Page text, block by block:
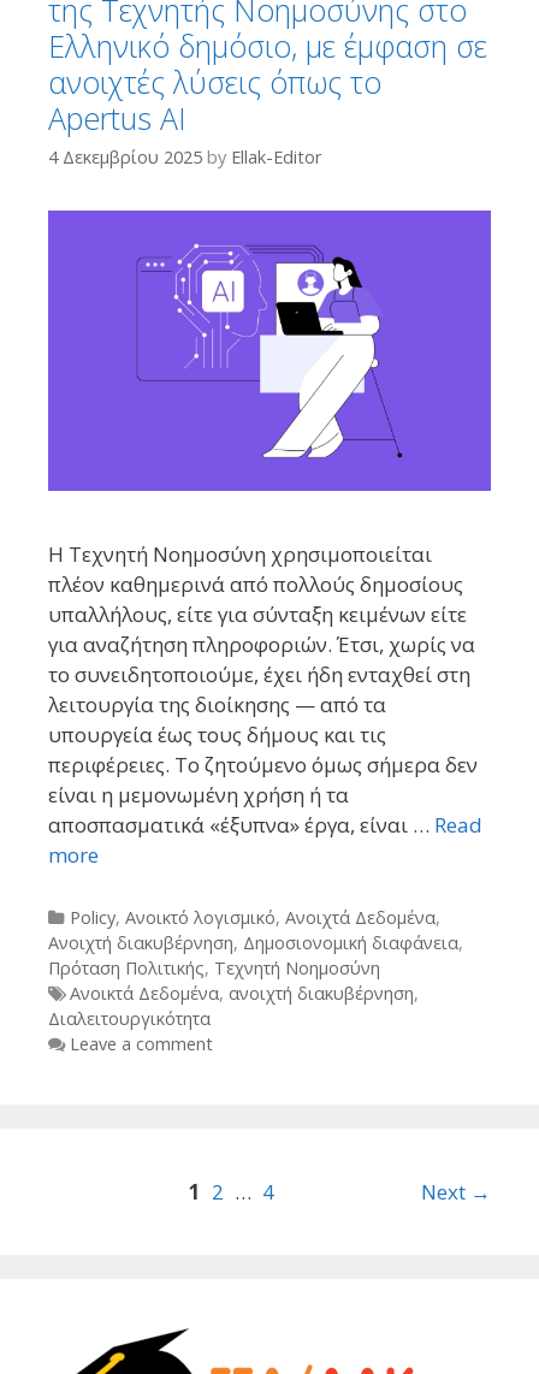
της Τεχνητής Νοημοσύνης στο
Ελληνικό δημόσιο, με έμφαση σε
ανοιχτές λύσεις όπως το
Apertus AI
4 Δεκεμβρίου 2025 by Ellak-Editor
Η Τεχνητή Νοημοσύνη χρησιμοποιείται
πλέον καθημερινά από πολλούς δημοσίους
υπαλλήλους, είτε για σύνταξη κειμένων είτε
για αναζήτηση πληροφοριών. Έτσι, χωρίς να
το συνειδητοποιούμε, έχει ήδη ενταχθεί στη
λειτουργία της διοίκησης — από τα
υπουργεία έως τους δήμους και τις
περιφέρειες. Το ζητούμενο όμως σήμερα δεν
είναι η μεμονωμένη χρήση ή τα
αποσπασματικά «έξυπνα» έργα, είναι … Read
more
Categories
Policy, Ανοικτό λογισμικό, Ανοιχτά Δεδομένα,
Ανοιχτή διακυβέρνηση, Δημοσιονομική διαφάνεια,
Πρόταση Πολιτικής, Τεχνητή Νοημοσύνη
Tags
Ανοικτά Δεδομένα, ανοιχτή διακυβέρνηση,
Διαλειτουργικότητα
Leave a comment
1 2 … 4 Next →